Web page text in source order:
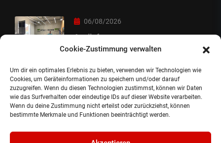
Cookie-Zustimmung verwalten
Um dir ein optimales Erlebnis zu bieten, verwenden wir Technologien wie
Cookies, um Geräteinformationen zu speichern und/oder darauf
zuzugreifen. Wenn du diesen Technologien zustimmst, können wir Daten
wie das Surfverhalten oder eindeutige IDs auf dieser Website verarbeiten.
Wenn du deine Zustimmung nicht erteilst oder zurückziehst, können
bestimmte Merkmale und Funktionen beeinträchtigt werden.
06/08/2026
Auslieferung
05/08/2026
Auslieferung :-)